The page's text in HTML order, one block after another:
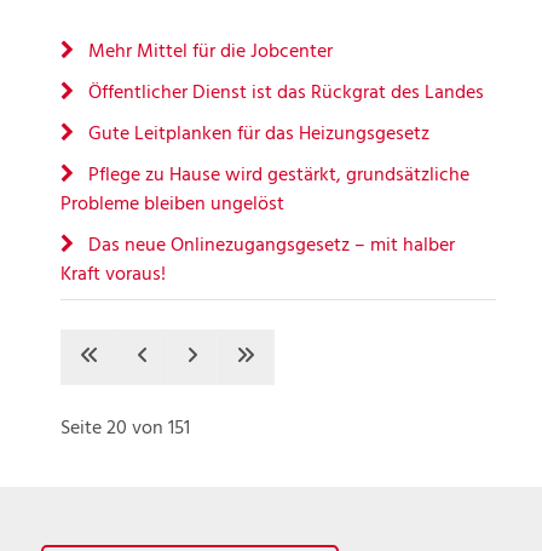
Mehr Mittel für die Jobcenter
Öffentlicher Dienst ist das Rückgrat des Landes
Gute Leitplanken für das Heizungsgesetz
Pflege zu Hause wird gestärkt, grundsätzliche
Probleme bleiben ungelöst
Das neue Onlinezugangsgesetz – mit halber
Kraft voraus!
Seite 20 von 151